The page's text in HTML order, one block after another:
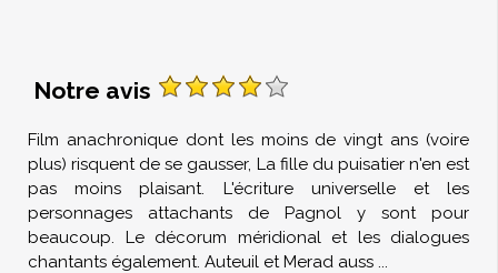
Notre avis
Film anachronique dont les moins de vingt ans (voire
plus) risquent de se gausser, La fille du puisatier n'en est
pas moins plaisant. L'écriture universelle et les
personnages attachants de Pagnol y sont pour
beaucoup. Le décorum méridional et les dialogues
chantants également. Auteuil et Merad auss ...